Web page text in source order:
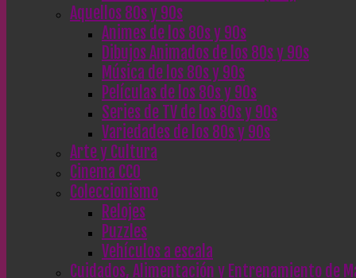
Aquellos 80s y 90s
Animes de los 80s y 90s
Dibujos Animados de los 80s y 90s
Música de los 80s y 90s
Películas de los 80s y 90s
Series de TV de los 80s y 90s
Variedades de los 80s y 90s
Arte y Cultura
Cinema CC0
Coleccionismo
Relojes
Puzzles
Vehículos a escala
Cuidados, Alimentación y Entrenamiento de